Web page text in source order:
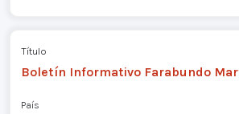
Título
Boletín Informativo Farabundo
País